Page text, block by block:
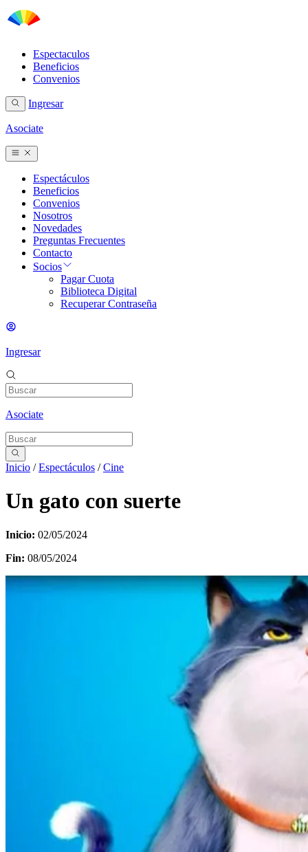
Espectaculos
Beneficios
Convenios
Ingresar
Asociate
Espectáculos
Beneficios
Convenios
Nosotros
Novedades
Preguntas Frecuentes
Contacto
Socios
Pagar Cuota
Biblioteca Digital
Recuperar Contraseña
Ingresar
Asociate
Inicio /Espectáculos /Cine
Un gato con suerte
Inicio: 02/05/2024
Fin: 08/05/2024